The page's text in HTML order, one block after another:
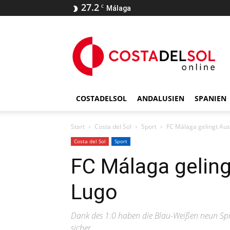
27.2 C Málaga
COSTADELSOL ANDALUSIEN SPANIEN
Start Costa del Sol Sport FC Málaga gelingt
Costa del Sol Sport
FC Málaga
Lugo
Dank des 1:0 haben die Blau-Weißen neun